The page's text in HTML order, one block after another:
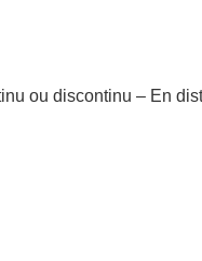
ou discontinu – En